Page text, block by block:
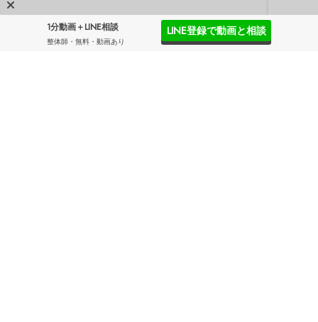
1分動画＋LINE相談
整体師・無料・動画あり
LINE登録で動画と相談